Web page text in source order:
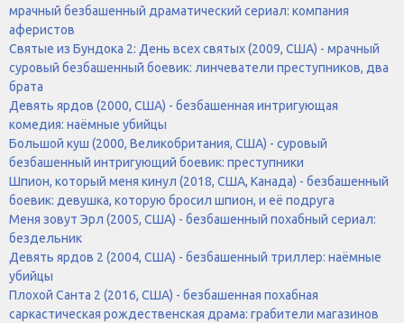
мрачный безбашенный драматический сериал: компания
аферистов
Святые из Бундока 2: День всех святых (2009, США) - мрачный
суровый безбашенный боевик: линчеватели преступников, два
брата
Девять ярдов (2000, США) - безбашенная интригующая
комедия: наёмные убийцы
Большой куш (2000, Великобритания, США) - суровый
безбашенный интригующий боевик: преступники
Шпион, который меня кинул (2018, США, Канада) - безбашенный
боевик: девушка, которую бросил шпион, и её подруга
Меня зовут Эрл (2005, США) - безбашенный похабный сериал:
бездельник
Девять ярдов 2 (2004, США) - безбашенный триллер: наёмные
убийцы
Плохой Санта 2 (2016, США) - безбашенная похабная
саркастическая рождественская драма: грабители магазинов